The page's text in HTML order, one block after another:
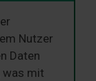
Nutzer
Daten
was mit